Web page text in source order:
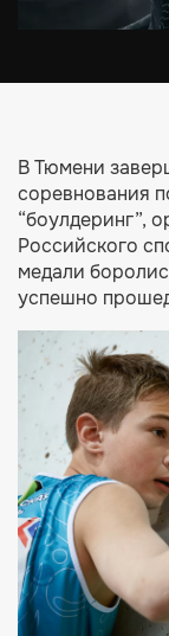
В Тюмени
соревнования
“боулдеринг”,
Российского
медали
успешно